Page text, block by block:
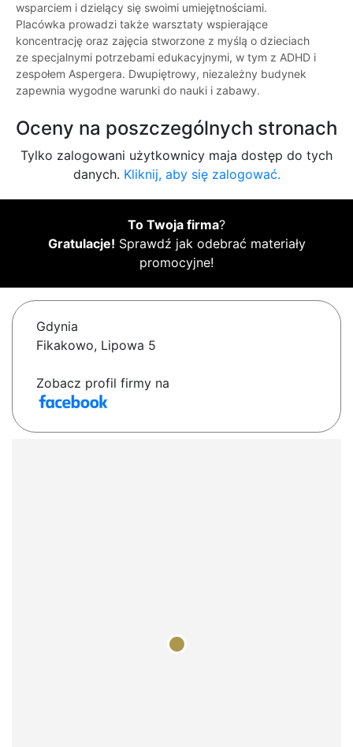
wsparciem i dzielący się swoimi umiejętnościami.
Placówka prowadzi także warsztaty wspierające
koncentrację oraz zajęcia stworzone z myślą o dzieciach
ze specjalnymi potrzebami edukacyjnymi, w tym z ADHD i
zespołem Aspergera. Dwupiętrowy, niezależny budynek
zapewnia wygodne warunki do nauki i zabawy.
Oceny na poszczególnych stronach
Tylko zalogowani użytkownicy maja dostęp do tych
danych. Kliknij, aby się zalogować.
To Twoja firma?
Gratulacje! Sprawdź jak odebrać materiały
promocyjne!
Gdynia
Fikakowo, Lipowa 5
Zobacz profil firmy na